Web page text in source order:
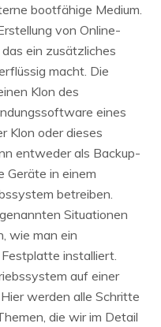
bootfähige Medium.
von Online-
ein zusätzliches
macht. Die
Klon des
eines
Klon oder dieses
entweder als Backup-
Geräte in einem
betreiben.
Situationen
wie man ein
installiert.
auf einer
werden alle Schritte
die wir im Detail